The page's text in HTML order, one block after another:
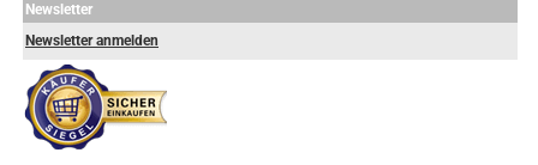
Newsletter
Newsletter anmelden